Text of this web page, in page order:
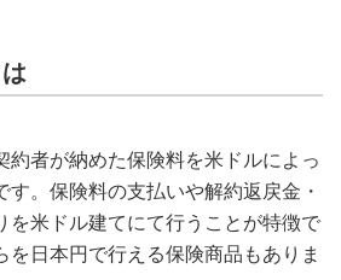
約者が納めた保険料を米ドルによっ
す。保険料の支払いや解約返戻金・
を米ドル建てにて行うことが特徴で
を日本円で行える保険商品もありま